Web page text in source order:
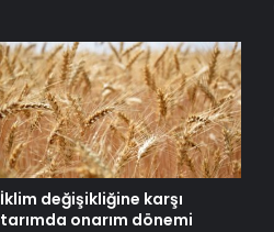
İklim değişikliğine karşı
tarımda onarım dönemi